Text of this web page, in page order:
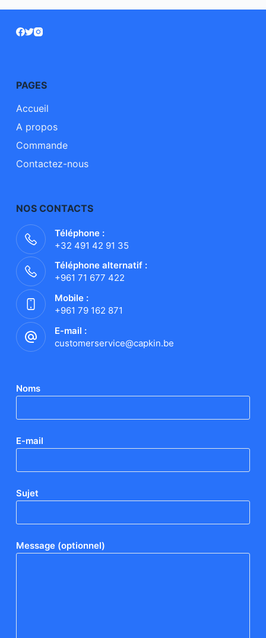
PAGES
Accueil
A propos
Commande
Contactez-nous
NOS CONTACTS
Téléphone :
+32 491 42 91 35
Téléphone alternatif :
+961 71 677 422
Mobile :
+961 79 162 871
E-mail :
customerservice@capkin.be
Noms
E-mail
Sujet
Message (optionnel)